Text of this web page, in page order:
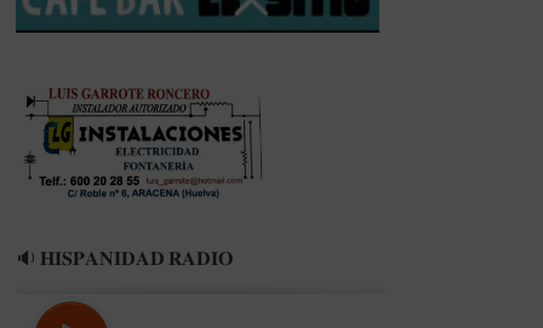
🔉 𝐇𝐈𝐒𝐏𝐀𝐍𝐈𝐃𝐀𝐃 𝐑𝐀𝐃𝐈𝐎